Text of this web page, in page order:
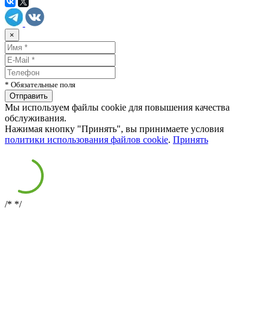
×
* Обязательные поля
Мы используем файлы cookie для повышения качества
обслуживания.
Нажимая кнопку "Принять", вы принимаете условия
политики использования файлов cookie. Принять
/* */